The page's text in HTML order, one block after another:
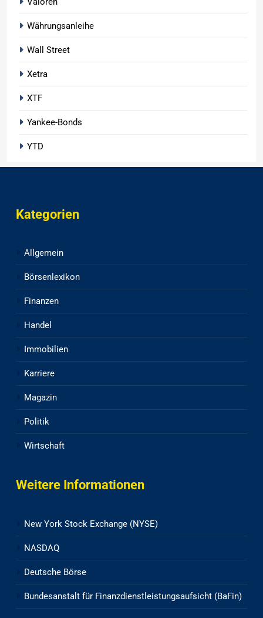
Währungsanleihe
Wall Street
Xetra
XTF
Yankee-Bonds
YTD
Kategorien
Allgemein
Börsenlexikon
Finanzen
Handel
Immobilien
Karriere
Magazin
Politik
Wirtschaft
Weitere Informationen
New York Stock Exchange (NYSE)
NASDAQ
Deutsche Börse
Bundesanstalt für Finanzdienstleistungsaufsicht (BaFin)